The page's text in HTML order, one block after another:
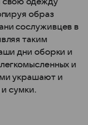
образ
сослуживцев в
таким
дни оборки и
и
украшают и
сумки.